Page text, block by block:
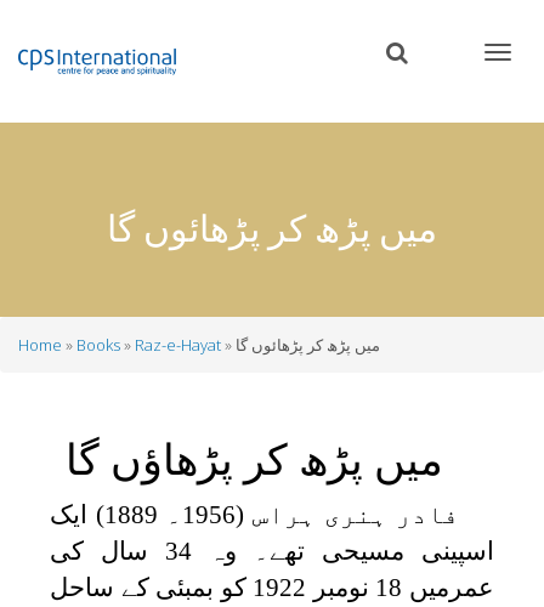
content
میں پڑھ کر پڑھائوں گا
Home Books Raz-e-Hayat میں پڑھ کر پڑھائوں گا
میں پڑھ کر پڑھاؤں گا
فادر ہنری ہراس (1956۔ 1889) ایک
اسپینی مسیحی تھے۔ وہ 34 سال کی
عمرمیں 18 نومبر 1922 کو بمبئی کے ساحل